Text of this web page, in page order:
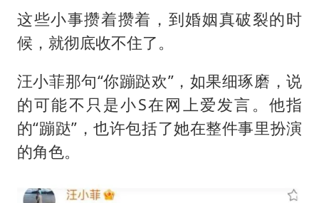
这些小事攒着攒着，到婚姻真破裂的时
候，就彻底收不住了。
汪小菲那句“你蹦跶欢”，如果细琢磨，说
的可能不只是小S在网上爱发言。他指
的“蹦跶”，也许包括了她在整件事里扮演
的角色。